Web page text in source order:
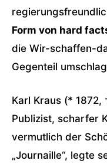
Form von hard
die Wir-schaffen-
Gegenteil
Karl Kraus (*
Publizist, scharfer
vermutlich der
„Journaille“, legte